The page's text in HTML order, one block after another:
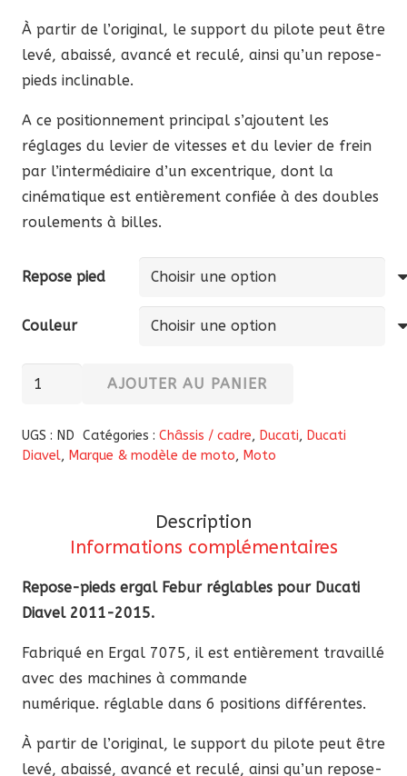
À partir de l’original, le support du pilote peut être
levé, abaissé, avancé et reculé, ainsi qu’un repose-
pieds inclinable.
A ce positionnement principal s’ajoutent les
réglages du levier de vitesses et du levier de frein
par l’intermédiaire d’un excentrique, dont la
cinématique est entièrement confiée à des doubles
roulements à billes.
Repose pied
Couleur
quantité
Repose-
pieds
Diavel
2011-
AJOUTER AU PANIER
UGS : ND Catégories : Châssis / cadre, Ducati, Ducati
Diavel, Marque & modèle de moto, Moto
Description
Informations complémentaires
Repose-pieds ergal Febur réglables pour Ducati
Diavel 2011-2015.
Fabriqué en Ergal 7075, il est entièrement travaillé
avec des machines à commande
numérique. réglable dans 6 positions différentes.
À partir de l’original, le support du pilote peut être
levé, abaissé, avancé et reculé, ainsi qu’un repose-